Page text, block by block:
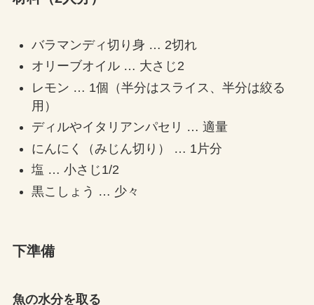
バラマンディ切り身 … 2切れ
オリーブオイル … 大さじ2
レモン … 1個（半分はスライス、半分は絞る
用）
ディルやイタリアンパセリ … 適量
にんにく（みじん切り） … 1片分
塩 … 小さじ1/2
黒こしょう … 少々
下準備
魚の水分を取る